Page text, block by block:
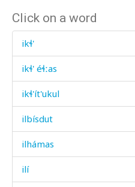
Click on a word
ikɬ'
ikɬ' éɬːas
ikɬ'ít'ukul
ilbísdut
ilhámas
ilí